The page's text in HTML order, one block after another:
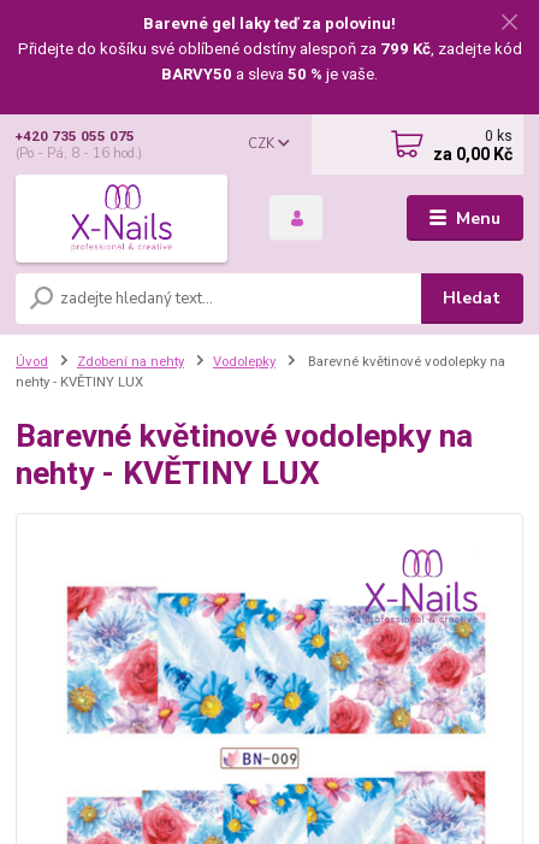
Barevné gel laky teď za polovinu!
Přidejte do košíku své oblíbené odstíny alespoň za 799 Kč, zadejte kód
BARVY50 a sleva 50 % je vaše.
Menu
CZK
Hledat
+420 735 055 075
(Po - Pá, 8 - 16 hod.)
0 ks
za 0,00 Kč
Úvod Zdobení na nehty Vodolepky
Barevné květinové vodolepky na
nehty - KVĚTINY LUX
Barevné květinové vodolepky na
nehty - KVĚTINY LUX